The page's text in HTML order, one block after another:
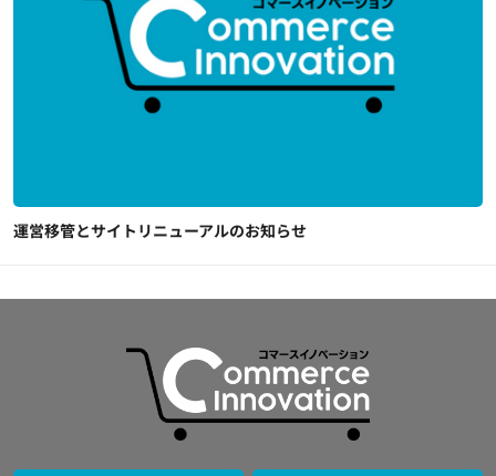
運営移管とサイトリニューアルのお知らせ